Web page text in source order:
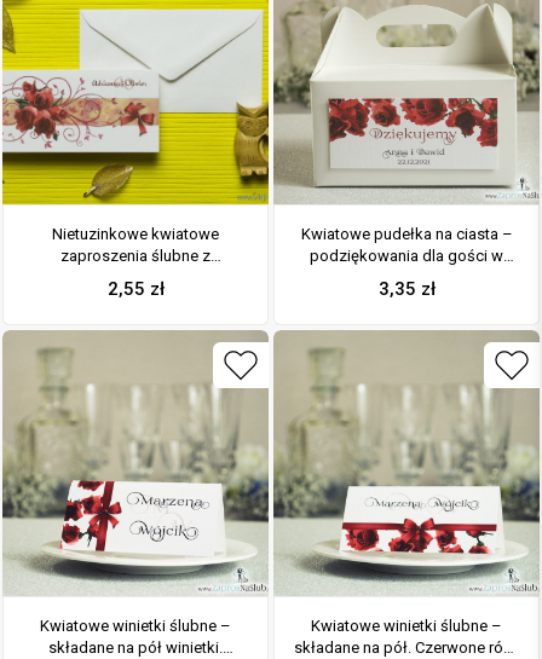
Nietuzinkowe kwiatowe
zaproszenia ślubne z
czerwonymi różami i motywem
ozdobnym. ZAP-94-06
2,55 zł
Kwiatowe pudełka na ciasta –
podziękowania dla gości w
formie pudełek na ciasto z
motywem kwiatów róży
3,35 zł
Kwiatowe winietki ślubne –
składane na pół winietki.
Kwiatowe winietki ślubne –
składane na pół. Czerwone róże